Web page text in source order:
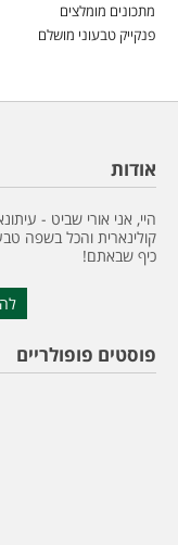
מתכונים מומלצים
פנקייק טבעוני מושלם
אודות
היי, אני אורי שביט -
קולינארית והכל בשפה
כיף שבאתם!
פוסטים פופולריים